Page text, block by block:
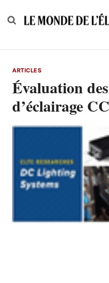
to
ARTICLES
Évaluation
d’éclairage CC